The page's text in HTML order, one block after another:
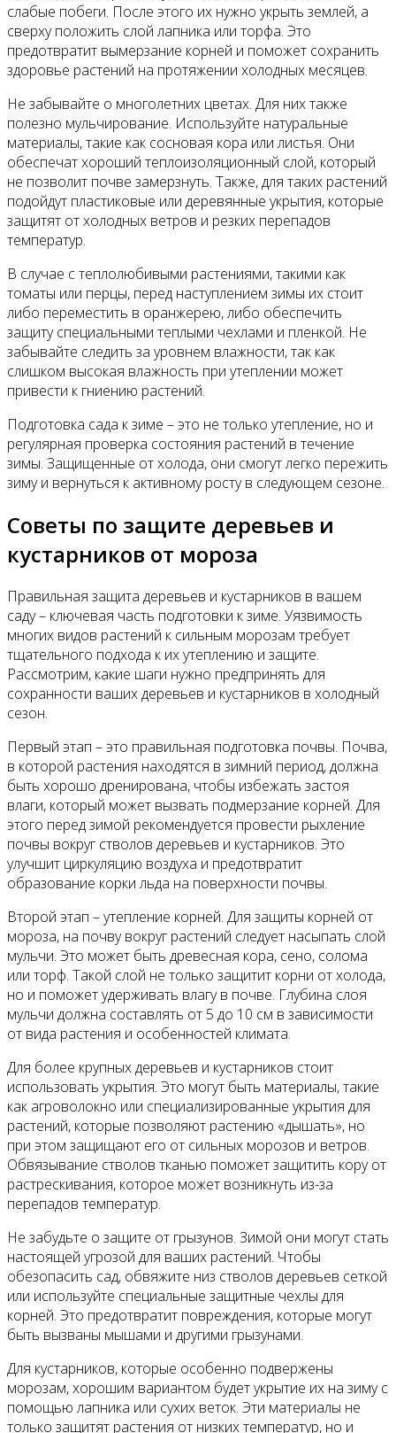
слабые побеги. После этого их нужно укрыть землей, а
сверху положить слой лапника или торфа. Это
предотвратит вымерзание корней и поможет сохранить
здоровье растений на протяжении холодных месяцев.
Не забывайте о многолетних цветах. Для них также
полезно мульчирование. Используйте натуральные
материалы, такие как сосновая кора или листья. Они
обеспечат хороший теплоизоляционный слой, который
не позволит почве замерзнуть. Также, для таких растений
подойдут пластиковые или деревянные укрытия, которые
защитят от холодных ветров и резких перепадов
температур.
В случае с теплолюбивыми растениями, такими как
томаты или перцы, перед наступлением зимы их стоит
либо переместить в оранжерею, либо обеспечить
защиту специальными теплыми чехлами и пленкой. Не
забывайте следить за уровнем влажности, так как
слишком высокая влажность при утеплении может
привести к гниению растений.
Подготовка сада к зиме – это не только утепление, но и
регулярная проверка состояния растений в течение
зимы. Защищенные от холода, они смогут легко пережить
зиму и вернуться к активному росту в следующем сезоне.
Советы по защите деревьев и
кустарников от мороза
Правильная защита деревьев и кустарников в вашем
саду – ключевая часть подготовки к зиме. Уязвимость
многих видов растений к сильным морозам требует
тщательного подхода к их утеплению и защите.
Рассмотрим, какие шаги нужно предпринять для
сохранности ваших деревьев и кустарников в холодный
сезон.
Первый этап – это правильная подготовка почвы. Почва,
в которой растения находятся в зимний период, должна
быть хорошо дренирована, чтобы избежать застоя
влаги, который может вызвать подмерзание корней. Для
этого перед зимой рекомендуется провести рыхление
почвы вокруг стволов деревьев и кустарников. Это
улучшит циркуляцию воздуха и предотвратит
образование корки льда на поверхности почвы.
Второй этап – утепление корней. Для защиты корней от
мороза, на почву вокруг растений следует насыпать слой
мульчи. Это может быть древесная кора, сено, солома
или торф. Такой слой не только защитит корни от холода,
но и поможет удерживать влагу в почве. Глубина слоя
мульчи должна составлять от 5 до 10 см в зависимости
от вида растения и особенностей климата.
Для более крупных деревьев и кустарников стоит
использовать укрытия. Это могут быть материалы, такие
как агроволокно или специализированные укрытия для
растений, которые позволяют растению «дышать», но
при этом защищают его от сильных морозов и ветров.
Обвязывание стволов тканью поможет защитить кору от
растрескивания, которое может возникнуть из-за
перепадов температур.
Не забудьте о защите от грызунов. Зимой они могут стать
настоящей угрозой для ваших растений. Чтобы
обезопасить сад, обвяжите низ стволов деревьев сеткой
или используйте специальные защитные чехлы для
корней. Это предотвратит повреждения, которые могут
быть вызваны мышами и другими грызунами.
Для кустарников, которые особенно подвержены
морозам, хорошим вариантом будет укрытие их на зиму с
помощью лапника или сухих веток. Эти материалы не
только защитят растения от низких температур, но и